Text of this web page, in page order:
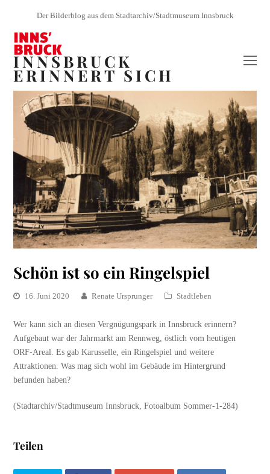
Der Bilderblog aus dem Stadtarchiv/Stadtmuseum Innsbruck
INNSBRUCK
ERINNERT SICH
Schön ist so ein Ringelspiel
16. Juni 2020 Renate Ursprunger Stadtleben
Wer kann sich an diesen Vergnügungspark in Innsbruck erinnern?
Aufgebaut war der Jahrmarkt am Rennweg, östlich vom heutigen
ORF-Areal. Es gab Karusselle, ein Ringelspiel und weitere
Attraktionen. Was mag sich wohl im Gebäude im Hintergrund
befunden haben?
(Stadtarchiv/Stadtmuseum Innsbruck, Fotoalbum Sommer-1-284)
Teilen